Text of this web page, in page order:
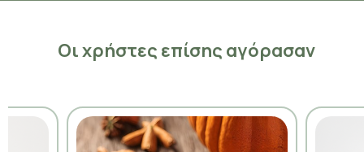
Οι χρήστες επίσης αγόρασαν